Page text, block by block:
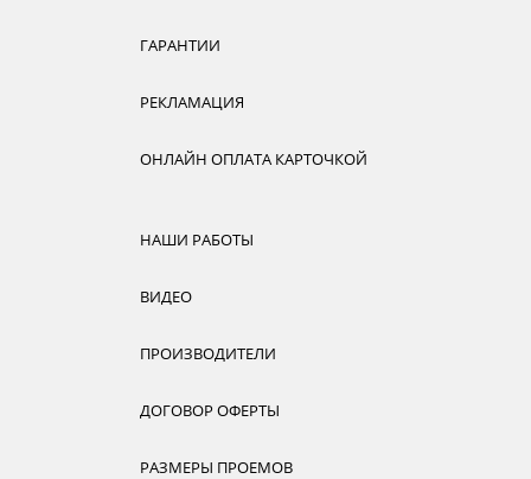
ГАРАНТИИ
РЕКЛАМАЦИЯ
ОНЛАЙН ОПЛАТА КАРТОЧКОЙ
НАШИ РАБОТЫ
ВИДЕО
ПРОИЗВОДИТЕЛИ
ДОГОВОР ОФЕРТЫ
РАЗМЕРЫ ПРОЕМОВ